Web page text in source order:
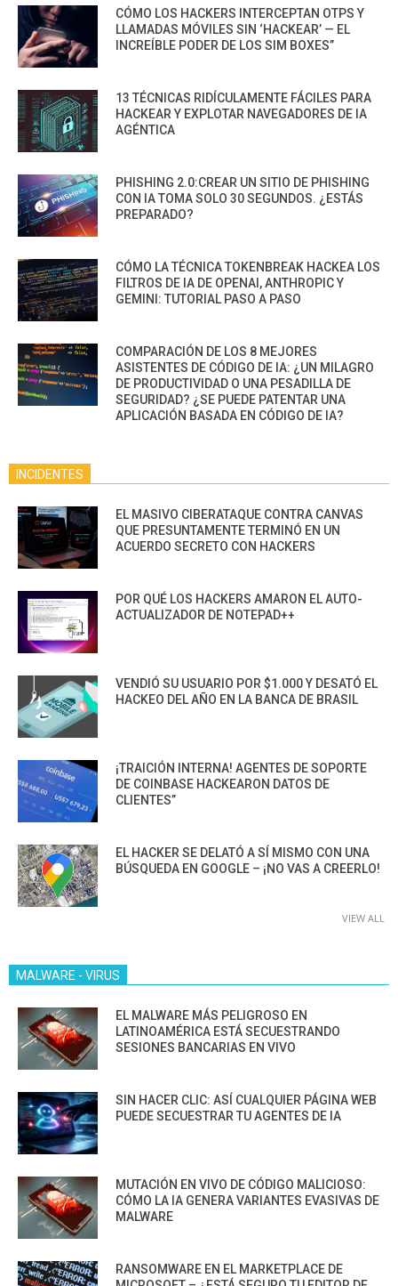
CÓMO LOS HACKERS INTERCEPTAN OTPS Y
LLAMADAS MÓVILES SIN ‘HACKEAR’ — EL
INCREÍBLE PODER DE LOS SIM BOXES”
13 TÉCNICAS RIDÍCULAMENTE FÁCILES PARA
HACKEAR Y EXPLOTAR NAVEGADORES DE IA
AGÉNTICA
PHISHING 2.0:CREAR UN SITIO DE PHISHING
CON IA TOMA SOLO 30 SEGUNDOS. ¿ESTÁS
PREPARADO?
CÓMO LA TÉCNICA TOKENBREAK HACKEA LOS
FILTROS DE IA DE OPENAI, ANTHROPIC Y
GEMINI: TUTORIAL PASO A PASO
COMPARACIÓN DE LOS 8 MEJORES
ASISTENTES DE CÓDIGO DE IA: ¿UN MILAGRO
DE PRODUCTIVIDAD O UNA PESADILLA DE
SEGURIDAD? ¿SE PUEDE PATENTAR UNA
APLICACIÓN BASADA EN CÓDIGO DE IA?
INCIDENTES
EL MASIVO CIBERATAQUE CONTRA CANVAS
QUE PRESUNTAMENTE TERMINÓ EN UN
ACUERDO SECRETO CON HACKERS
POR QUÉ LOS HACKERS AMARON EL AUTO-
ACTUALIZADOR DE NOTEPAD++
VENDIÓ SU USUARIO POR $1.000 Y DESATÓ EL
HACKEO DEL AÑO EN LA BANCA DE BRASIL
¡TRAICIÓN INTERNA! AGENTES DE SOPORTE
DE COINBASE HACKEARON DATOS DE
CLIENTES”
EL HACKER SE DELATÓ A SÍ MISMO CON UNA
BÚSQUEDA EN GOOGLE – ¡NO VAS A CREERLO!
VIEW ALL
MALWARE - VIRUS
EL MALWARE MÁS PELIGROSO EN
LATINOAMÉRICA ESTÁ SECUESTRANDO
SESIONES BANCARIAS EN VIVO
SIN HACER CLIC: ASÍ CUALQUIER PÁGINA WEB
PUEDE SECUESTRAR TU AGENTES DE IA
MUTACIÓN EN VIVO DE CÓDIGO MALICIOSO:
CÓMO LA IA GENERA VARIANTES EVASIVAS DE
MALWARE
RANSOMWARE EN EL MARKETPLACE DE